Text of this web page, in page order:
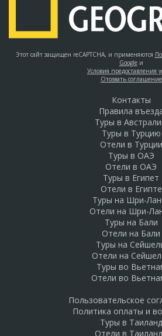
Этот сайт защищен reCAPTCHA, и применяются
Googleи
Условия предоставления
Отозвать соглашение
Контакты
Правила
Туры в
Туры в Турцию
Отели в Турции
Туры в ОАЭ
Отели в ОАЭ
Туры в Египет
Отели в Египте
Туры на Шри-
Отели на Шри-
Туры на Бали
Отели на Бали
Туры на
Отели на
Туры во
Отели во
Пользовательское
Политика оплаты и
Туры в Таиланд
Отели в